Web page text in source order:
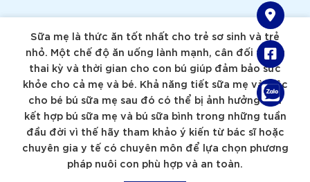
Sữa mẹ là thức ăn tốt nhất cho trẻ sơ sinh và trẻ
nhỏ. Một chế độ ăn uống lành mạnh, cân đối trong
thai kỳ và thời gian cho con bú giúp đảm bảo sức
khỏe cho cả mẹ và bé. Khả năng tiết sữa mẹ và việc
cho bé bú sữa mẹ sau đó có thể bị ảnh hưởng nếu
kết hợp bú sữa mẹ và bú sữa bình trong những tuần
đầu đời vì thế hãy tham khảo ý kiến từ bác sĩ hoặc
chuyên gia y tế có chuyên môn để lựa chọn phương
pháp nuôi con phù hợp và an toàn.